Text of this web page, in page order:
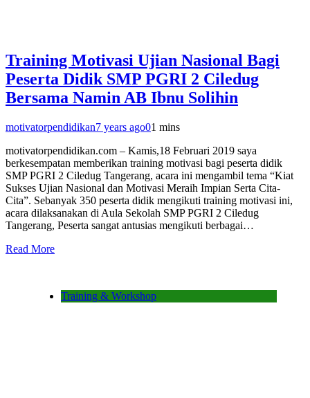
Training Motivasi Ujian Nasional Bagi
Peserta Didik SMP PGRI 2 Ciledug
Bersama Namin AB Ibnu Solihin
motivatorpendidikan7 years ago01 mins
motivatorpendidikan.com – Kamis,18 Februari 2019 saya
berkesempatan memberikan training motivasi bagi peserta didik
SMP PGRI 2 Ciledug Tangerang, acara ini mengambil tema “Kiat
Sukses Ujian Nasional dan Motivasi Meraih Impian Serta Cita-
Cita”. Sebanyak 350 peserta didik mengikuti training motivasi ini,
acara dilaksanakan di Aula Sekolah SMP PGRI 2 Ciledug
Tangerang, Peserta sangat antusias mengikuti berbagai…
Read More
Training & Workshop